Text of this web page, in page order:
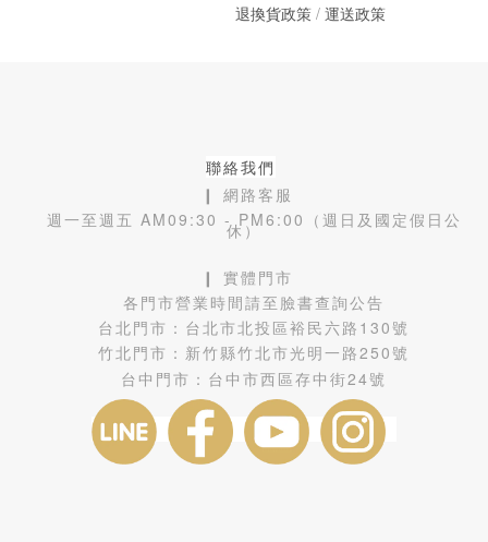
退換貨政策/ 運送政策
聯絡我們
❙ 網路客服
週一至週五 AM09:30 - PM6:00（週日及國定假日公
休）
❙ 實體門市
各門市營業時間請至臉書查詢公告
台北門市： 台北市北投區裕民六路130號
竹北門市： 新竹縣竹北市光明一路250號
台中門市： 台中市西區存中街24號